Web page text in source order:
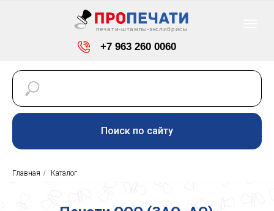
+7 963 260 0060
Красноярск, ул. Светлогорская, 7
с 9-00 до 18-00
печати-штампы-экслибрисы
info@pro-pechaty24.ru
Поиск по сайту
Главная / Каталог